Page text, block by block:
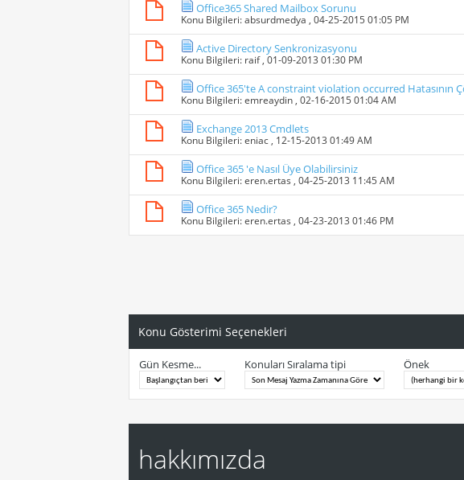
Office365 Shared Mailbox Sorunu
Konu Bilgileri:absurdmedya , 04-25-2015 01:05 PM
Active Directory Senkronizasyonu
Konu Bilgileri: raif , 01-09-2013 01:30 PM
Office 365'te A constraint violation occurred Hatasının
Konu Bilgileri:emreaydin , 02-16-2015 01:04 AM
Exchange 2013 Cmdlets
Konu Bilgileri:eniac , 12-15-2013 01:49 AM
Office 365 'e Nasıl Üye Olabilirsiniz
Konu Bilgileri:eren.ertas , 04-25-2013 11:45 AM
Office 365 Nedir?
Konu Bilgileri:eren.ertas , 04-23-2013 01:46 PM
Konu Gösterimi Seçenekleri
Gün Kesme... Konuları Sıralama tipi Önek
hakkımızda